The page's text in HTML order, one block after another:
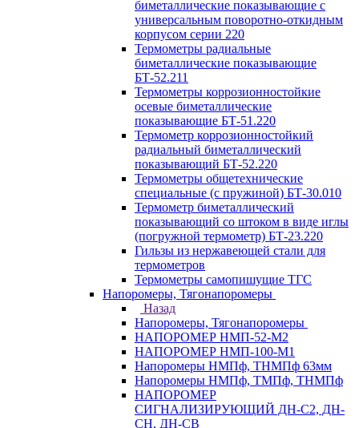
биметаллические показывающие с
универсальным поворотно-откидным
корпусом серии 220
Термометры радиальные
биметаллические показывающие
БТ-52.211
Термометры коррозионностойкие
осевые биметаллические
показывающие БТ-51.220
Термометр коррозионностойкий
радиальный биметаллический
показывающий БТ-52.220
Термометры общетехнические
специальные (с пружиной) БТ-30.010
Термометр биметаллический
показывающий со штоком в виде иглы
(погружной термометр) БТ-23.220
Гильзы из нержавеющей стали для
термометров
Термометры самопишущие ТГС
Напоромеры, Тягонапоромеры
Назад
Напоромеры, Тягонапоромеры
НАПОРОМЕР НМП-52-М2
НАПОРОМЕР НМП-100-М1
Напоромеры НМПф, ТНМПф 63мм
Напоромеры НМПф, ТМПф, ТНМПф
НАПОРОМЕР
СИГНАЛИЗИРУЮЩИЙ ДН-С2, ДН-
СН, ДН-СВ